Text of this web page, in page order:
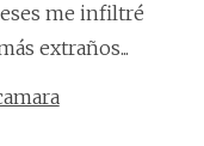
me infiltré
extraños...